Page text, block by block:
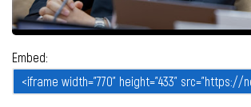
Embed: